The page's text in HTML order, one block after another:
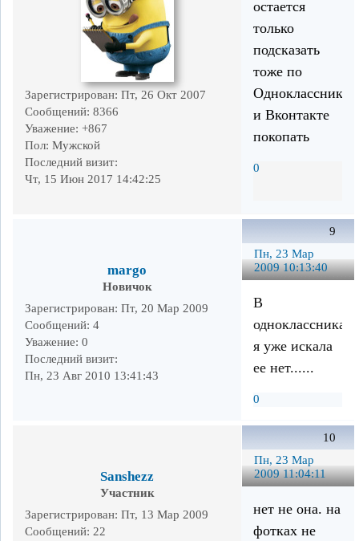
Зарегистрирован: Пт, 26 Окт 2007
Сообщений: 8366
Уважение: +867
Пол: Мужской
Последний визит:
Чт, 15 Июн 2017 14:42:25
остается
только
подсказать
тоже по
Одноклассникам
и Вконтакте
покопать
0
9
Пн, 23 Мар
2009 10:13:40
margo
Новичок
Зарегистрирован: Пт, 20 Мар 2009
Сообщений: 4
Уважение: 0
Последний визит:
Пн, 23 Авг 2010 13:41:43
В
одноклассниках
я уже искала
ее нет......
0
10
Пн, 23 Мар
2009 11:04:11
Sanshezz
Участник
Зарегистрирован: Пт, 13 Мар 2009
Сообщений: 22
нет не она. на
фотках не